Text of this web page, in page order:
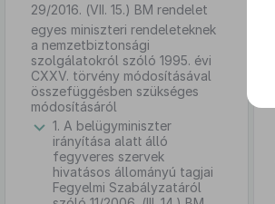
29/2016. (VII. 15.) BM rendelet
egyes miniszteri rendeleteknek
a nemzetbiztonsági
szolgálatokról szóló 1995. évi
CXXV. törvény módosításával
összefüggésben szükséges
módosításáról
1. A belügyminiszter
irányítása alatt álló
fegyveres szervek
hivatásos állományú tagjai
Fegyelmi Szabályzatáról